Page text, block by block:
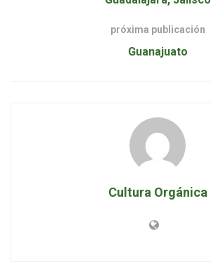
próxima publicación
Guanajuato
Cultura Orgánica